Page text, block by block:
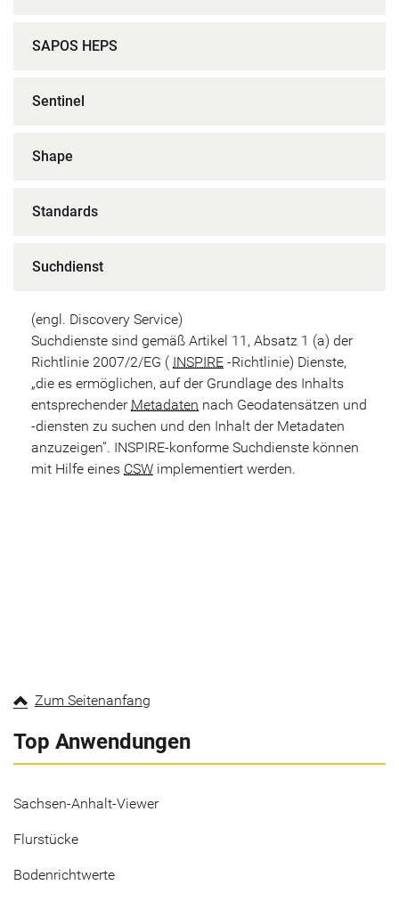
SAPOS HEPS
Sentinel
Shape
Standards
Suchdienst
(engl. Discovery Service)
Suchdienste sind gemäß Artikel 11, Absatz 1 (a) der
Richtlinie 2007/2/EG ( INSPIRE -Richtlinie) Dienste,
„die es ermöglichen, auf der Grundlage des Inhalts
entsprechender Metadaten nach Geodatensätzen und
-diensten zu suchen und den Inhalt der Metadaten
anzuzeigen“. INSPIRE-konforme Suchdienste können
mit Hilfe eines CSW implementiert werden.
Zum Seitenanfang
Top Anwendungen
Sachsen-Anhalt-Viewer
Flurstücke
Bodenrichtwerte